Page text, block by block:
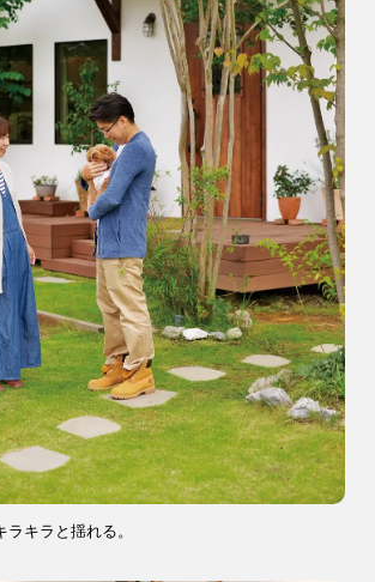
キラと揺れる。
営業時間 9時〜18時
（定休／水曜日）
1212
7611